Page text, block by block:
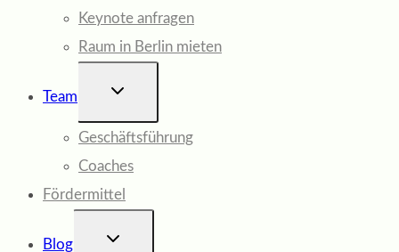
Keynote anfragen
Raum in Berlin mieten
Team
UNTERMENÜ
Geschäftsführung
Coaches
Fördermittel
Blog
UNTERMENÜ